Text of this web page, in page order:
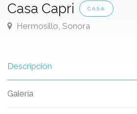
Casa Capri CASA
Hermosillo, Sonora
Descripción
Galería